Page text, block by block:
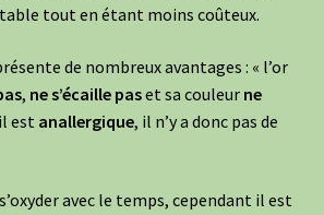
tout en étant moins coûteux.
de nombreux avantages : « l’or
, ne s’écaille paset sa couleur ne
est anallergique, il n’y a donc pas de
avec le temps, cependant il est